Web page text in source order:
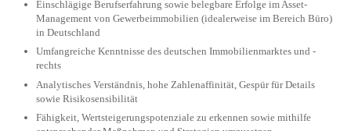
Einschlägige Berufserfahrung sowie belegbare Erfolge im Asset-
Management von Gewerbe­immobilien (idealerweise im Bereich Büro)
in Deutschland
Umfangreiche Kenntnisse des deutschen Immobilienmarktes und -
rechts
Analytisches Verständnis, hohe Zahlenaffinität, Gespür für Details
sowie Risikosensibilität
Fähigkeit, Wertsteigerungspotenziale zu erkennen sowie mithilfe